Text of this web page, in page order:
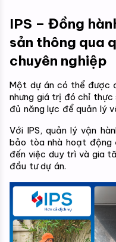
IPS – Đồng
sản thông qua
chuyên nghiệp
Một dự án có thể được
nhưng giá trị đó chỉ
đủ năng lực để quản lý
Với IPS, quản lý vận
bảo tòa nhà hoạt động
đến việc duy trì và gia
đầu tư dự án.